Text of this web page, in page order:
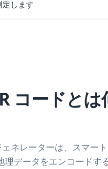
します
コードと
ネレーターは、スマー
理データをエンコードす